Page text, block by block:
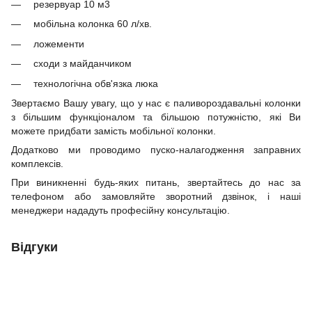
резервуар 10 м3
мобільна колонка 60 л/хв.
ложементи
сходи з майданчиком
технологічна обв'язка люка
Звертаємо Вашу увагу, що у нас є паливороздавальні колонки
з більшим функціоналом та більшою потужністю, які Ви
можете придбати замість мобільної колонки.
Додатково ми проводимо пуско-налагодження заправних
комплексів.
При виникненні будь-яких питань, звертайтесь до нас за
телефоном або замовляйте зворотний дзвінок, і наші
менеджери нададуть професійну консультацію.
Відгуки